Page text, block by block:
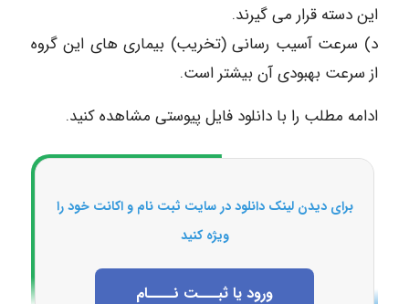
این دسته قرار می گیرند.
د) سرعت آسیب رسانی (تخریب) بیماری های این گروه
از سرعت بهبودی آن بیشتر است.
ادامه مطلب را با دانلود فایل پیوستی مشاهده کنید.
برای دیدن لینک دانلود در سایت ثبت نام و اکانت خود را
ویژه کنید
ورود یا ثبـــت نــــام